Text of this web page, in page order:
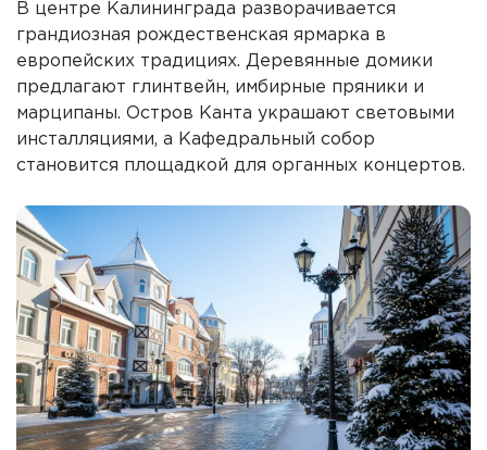
В центре Калининграда разворачивается
грандиозная рождественская ярмарка в
европейских традициях. Деревянные домики
предлагают глинтвейн, имбирные пряники и
марципаны. Остров Канта украшают световыми
инсталляциями, а Кафедральный собор
становится площадкой для органных концертов.